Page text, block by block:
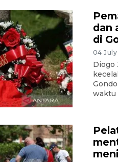
dan
di
04
Diogo
waktu